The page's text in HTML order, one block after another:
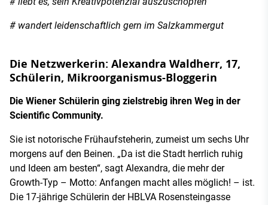
# wandert leidenschaftlich gern im Salzkammergut
Die Netzwerkerin: Alexandra Waldherr, 17,
Schülerin, Mikroorganismus-Bloggerin
Die Wiener Schülerin ging zielstrebig ihren Weg in der
Scientific Community.
Sie ist notorische Frühaufsteherin, zumeist um sechs Uhr
morgens auf den Beinen. „Da ist die Stadt herrlich ruhig
und Ideen am besten“, sagt Alexandra, die mehr der
Growth-Typ – Motto: Anfangen macht alles möglich! – ist.
Die 17-jährige Schülerin der HBLVA Rosensteingasse